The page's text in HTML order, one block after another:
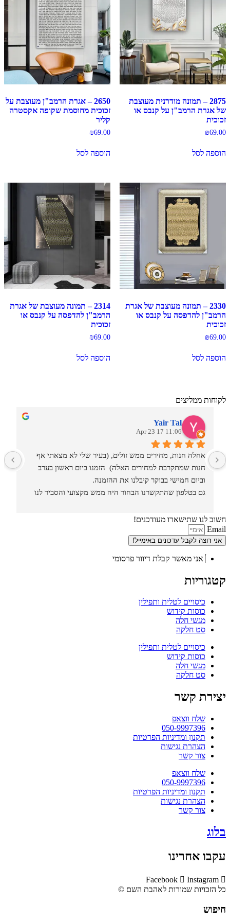
2875 – תמונה מודרנית מעוצבת
של אגרת הרמב"ן על קנבס או
זכוכית
₪69.00
הוספה לסל
2650 – אגרת הרמב"ן מעוצבת על
זכוכית מחוסמת שקופה אקסטרה
קליר
₪69.00
הוספה לסל
2330 – תמונה מעוצבת של אגרת
הרמב"ן להדפסה על קנבס או
זכוכית
₪69.00
הוספה לסל
2314 – תמונה מעוצבת של אגרת
הרמב"ן להדפסה על קנבס או
זכוכית
₪69.00
הוספה לסל
לקוחות ממליצים
Yair Tal
11:06 17 Apr 23
וביום חמישי בבוקר קיבלנו את ההזמנה.
חשוב לנו שתישארו מעודכנים!
Email
אני רוצה לקבל עדכונים באימייל!
אני מאשר קבלת דיוור פרסומי
קטגוריות
כיסויים לטלית ותפילין
כוסות קידוש
מגשי חלה
סט חלקה
כיסויים לטלית ותפילין
כוסות קידוש
מגשי חלה
סט חלקה
יצירת קשר
שלח ווצאפ
050-9997396
תקנון ומדיניות הפרטיות
הצהרת נגישות
צור קשר
שלח ווצאפ
050-9997396
תקנון ומדיניות הפרטיות
הצהרת נגישות
צור קשר
בלוג
עקבו אחרינו
Facebook
Instagram
כל הזכויות שמורות לאהבת השם ©​
חיפוש